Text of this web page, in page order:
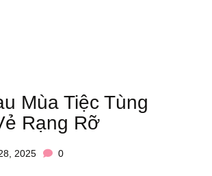
Mùa Tiệc Tùng
Rạng Rỡ
2025 0